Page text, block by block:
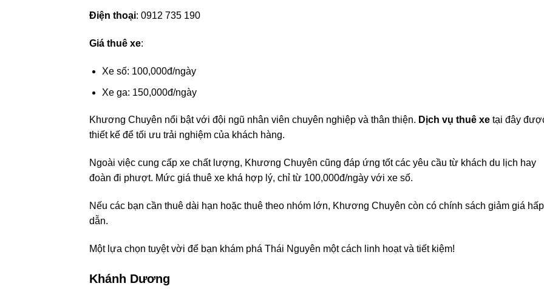
Điện thoại: 0912 735 190
Giá thuê xe:
Xe số: 100,000đ/ngày
Xe ga: 150,000đ/ngày
Khương Chuyên nổi bật với đội ngũ nhân viên chuyên nghiệp và thân thiện. Dịch vụ thuê xe tại đây
thiết kế để tối ưu trải nghiệm của khách hàng.
Ngoài việc cung cấp xe chất lượng, Khương Chuyên cũng đáp ứng tốt các yêu cầu từ khách du lịch hay
đoàn đi phượt. Mức giá thuê xe khá hợp lý, chỉ từ 100,000đ/ngày với xe số.
Nếu các bạn cần thuê dài hạn hoặc thuê theo nhóm lớn, Khương Chuyên còn có chính sách giảm giá hấp
dẫn.
Một lựa chọn tuyệt vời để bạn khám phá Thái Nguyên một cách linh hoạt và tiết kiệm!
Khánh Dương